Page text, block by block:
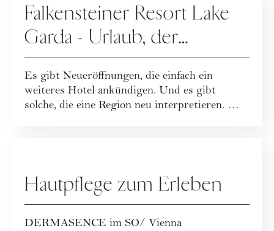
Falkensteiner Resort Lake
Garda - Urlaub, der
Leichtigkeit neu definiert
Es gibt Neueröffnungen, die einfach ein
weiteres Hotel ankündigen. Und es gibt
solche, die eine Region neu interpretieren. Mit
Hautpflege zum Erleben
DERMASENCE im SO/ Vienna